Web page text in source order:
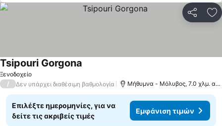
Ξενοδοχείο
Tsipouri Gorgona
/ Δεν υπάρχει διαθέσιμη βαθμολογία Μήθυμνα - Μόλυβος, 7.0 χλμ.
Επιλέξτε ημερομηνίες, για να
δείτε τις ακριβείς τιμές
Εμφάνιση τιμών